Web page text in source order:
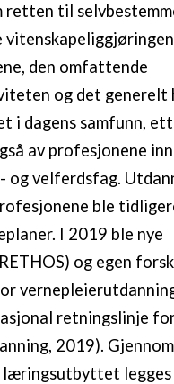
til
den omfattende
og det generelt
i dagens samfunn,
av profesjonene
og velferdsfag.
ble
I 2019 ble nye
og egen
retningslinje
2019). Gjennom
læringsutbyttet